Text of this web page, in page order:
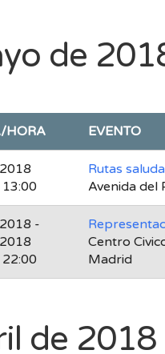
de
HORA EVENTO
Rutas
Avenida del
-
Centro
Madrid
de 2018